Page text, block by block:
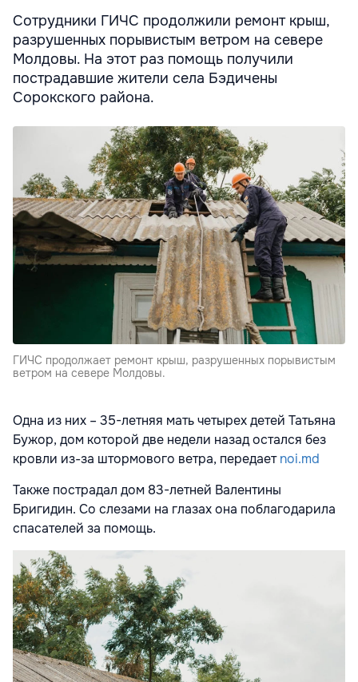
Сотрудники ГИЧС продолжили ремонт крыш,
разрушенных порывистым ветром на севере
Молдовы. На этот раз помощь получили
пострадавшие жители села Бэдичены
Сорокского района.
ГИЧС продолжает ремонт крыш, разрушенных порывистым
ветром на севере Молдовы.
Одна из них – 35-летняя мать четырех детей Татьяна
Бужор, дом которой две недели назад остался без
кровли из-за штормового ветра, передаетnoi.md
Также пострадал дом 83-летней Валентины
Бригидин. Со слезами на глазах она поблагодарила
спасателей за помощь.